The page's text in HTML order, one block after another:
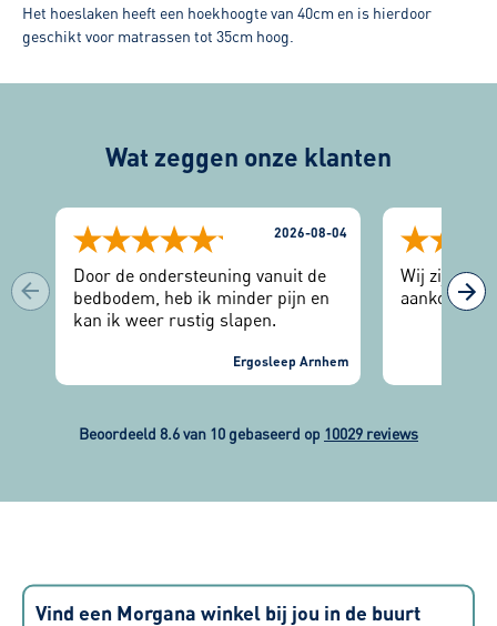
Het hoeslaken heeft een hoekhoogte van 40cm en is hierdoor
geschikt voor matrassen tot 35cm hoog.
Wat zeggen onze klanten
2026-08-04
Door de ondersteuning vanuit de
bedbodem, heb ik minder pijn en
kan ik weer rustig slapen.
Ergosleep Arnhem
Wij zijn
aankoop.
Beoordeeld 8.6 van 10 gebaseerd op 10029 reviews
Vind een Morgana winkel bij jou in de buurt